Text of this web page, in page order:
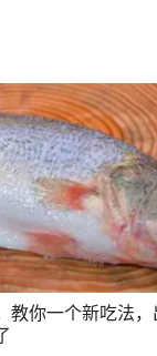
教你一个新吃法